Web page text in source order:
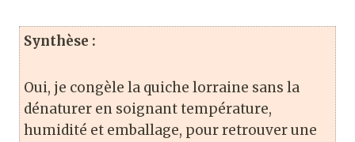
Synthèse :
Oui, je congèle la quiche lorraine sans la
dénaturer en soignant température,
humidité et emballage, pour retrouver une